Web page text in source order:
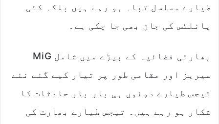
طیارے مسلسل تباہ ہو رہے ہیں بلکہ کئی
پائلٹس کی جان بھی جا چکی ہے۔
بھارتی فضائیہ کے بیڑے میں شامل MiG
سیریز اور مقامی طور پر تیار کیے گئے نئے
تیجس طیارے دونوں ہی بار بار حادثات کا
شکار ہو رہے ہیں۔ تیجس طیارے بھارت کی